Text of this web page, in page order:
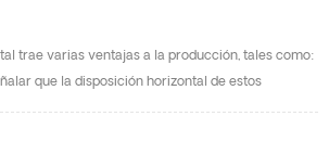
trae varias ventajas a la producción, tales como:
que la disposición horizontal de estos
ya que mientras un artículo avanza por